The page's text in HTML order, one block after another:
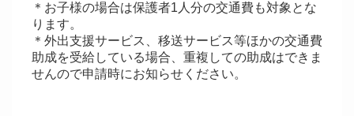
＊お子様の場合は保護者1人分の交通費も対象とな
ります。
＊外出支援サービス、移送サービス等ほかの交通費
助成を受給している場合、重複しての助成はできま
せんので申請時にお知らせください。